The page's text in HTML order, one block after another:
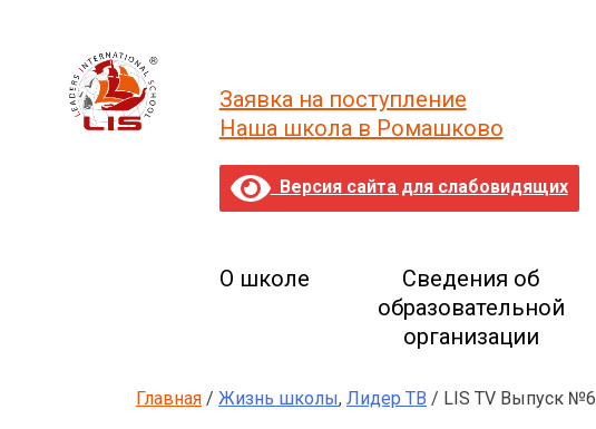
Заявка на поступление
Наша школа в Ромашково
Версия сайта для слабовидящих
О школе
Сведения об
образовательной
организации
Главная / Жизнь школы, Лидер ТВ / LIS TV Выпуск №6